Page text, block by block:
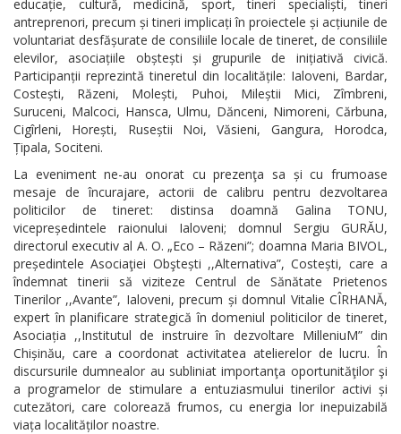
educație, cultură, medicină, sport, tineri specialiști, tineri
antreprenori, precum și tineri implicați în proiectele și acțiunile de
voluntariat desfășurate de consiliile locale de tineret, de consiliile
elevilor, asociațiile obștești și grupurile de inițiativă civică.
Participanții reprezintă tineretul din localitățile: Ialoveni, Bardar,
Costești, Răzeni, Molești, Puhoi, Mileștii Mici, Zîmbreni,
Suruceni, Malcoci, Hansca, Ulmu, Dănceni, Nimoreni, Cărbuna,
Cigîrleni, Horești, Ruseștii Noi, Văsieni, Gangura, Horodca,
Țipala, Sociteni.
La eveniment ne-au onorat cu prezenţa sa și cu frumoase
mesaje de încurajare, actorii de calibru pentru dezvoltarea
politicilor de tineret: distinsa doamnă Galina TONU,
vicepreședintele raionului Ialoveni; domnul Sergiu GURĂU,
directorul executiv al A. O. „Eco – Răzeni”; doamna Maria BIVOL,
președintele Asociaţiei Obştești ,,Alternativa”, Costești, care a
îndemnat tinerii să viziteze Centrul de Sănătate Prietenos
Tinerilor ,,Avante”, Ialoveni, precum și domnul Vitalie CÎRHANĂ,
expert în planificare strategică în domeniul politicilor de tineret,
Asociația ,,Institutul de instruire în dezvoltare MilleniuM” din
Chișinău, care a coordonat activitatea atelierelor de lucru. În
discursurile dumnealor au subliniat importanţa oportunităţilor şi
a programelor de stimulare a entuziasmului tinerilor activi și
cutezători, care colorează frumos, cu energia lor inepuizabilă
viața localităților noastre.